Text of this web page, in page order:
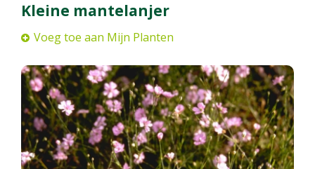
Kleine mantelanjer
Voeg toe aan Mijn Planten